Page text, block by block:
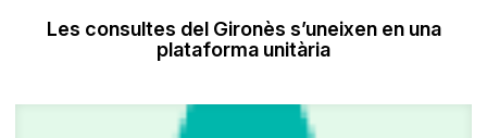
Les consultes del Gironès s’uneixen en una
plataforma unitària